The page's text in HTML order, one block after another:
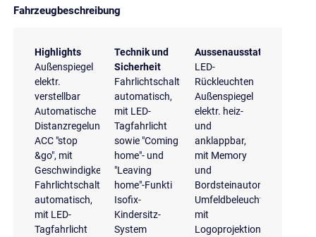
Fahrzeugbeschreibung
Highlights
Außenspiegel
elektr.
verstellbar
Automatische
Distanzregelung
ACC "stop
&go", mit
Geschwindigkeitsbegrenzer
Fahrlichtschaltung
automatisch,
mit LED-
Tagfahrlicht
Technik und
Sicherheit
Fahrlichtschaltung
automatisch,
mit LED-
Tagfahrlicht
sowie "Coming
home"- und
"Leaving
home"-Funkti
Isofix-
Kindersitz-
System
Aussenausstattung
LED-
Rückleuchten
Außenspiegel
elektr. heiz-
und
anklappbar,
mit Memory
und
Bordsteinautomatik
Umfeldbeleuchtung
mit
Logoprojektion